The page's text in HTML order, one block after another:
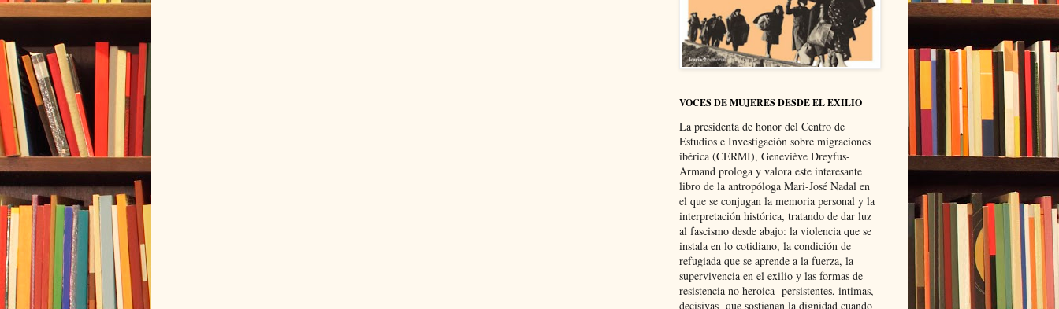
VOCES DE MUJERES DESDE EL EXILIO
La presidenta de honor del Centro de
Estudios e Investigación sobre migraciones
ibérica (CERMI), Geneviève Dreyfus-
Armand prologa y valora este interesante
libro de la antropóloga Mari-José Nadal en
el que se conjugan la memoria personal y la
interpretación histórica, tratando de dar luz
al fascismo desde abajo: la violencia que se
instala en lo cotidiano, la condición de
refugiada que se aprende a la fuerza, la
supervivencia en el exilio y las formas de
resistencia no heroica -persistentes, intimas,
decisivas- que sostienen la dignidad cuando